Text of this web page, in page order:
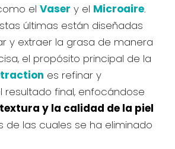
el Vaser y el Microaire.
últimas están diseñadas
y extraer la grasa de manera
el propósito principal de la
es refinar y
final, enfocándose
y la calidad de la piel
de las cuales se ha eliminado